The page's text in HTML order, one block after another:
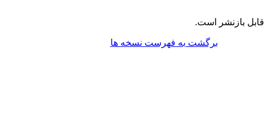
قابل بازنشر است.
برگشت به فهرست نسخه ها